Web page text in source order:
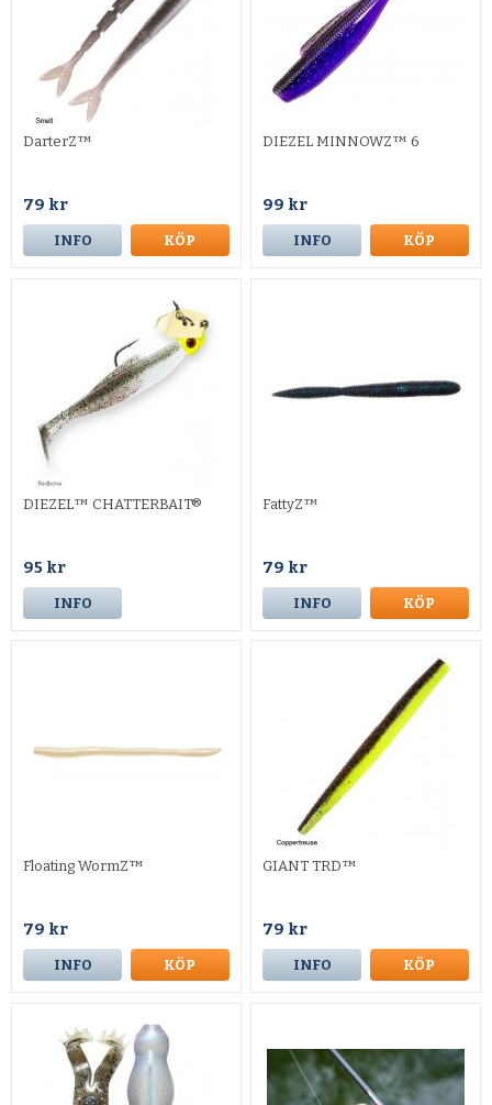
DarterZ™
79 kr
INFO KÖP
DIEZEL MINNOWZ™ 6
99 kr
INFO KÖP
DIEZEL™ CHATTERBAIT®
95 kr
INFO
FattyZ™
79 kr
INFO KÖP
Floating WormZ™
79 kr
INFO KÖP
GIANT TRD™
79 kr
INFO KÖP